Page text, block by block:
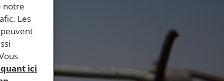
notre
Les
ici